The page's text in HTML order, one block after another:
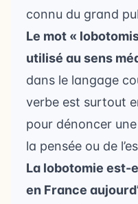
connu du grand
Le mot «
utilisé au sens
dans le langage
verbe est surtout
pour dénoncer
la pensée ou de
La lobotomie est-
en France